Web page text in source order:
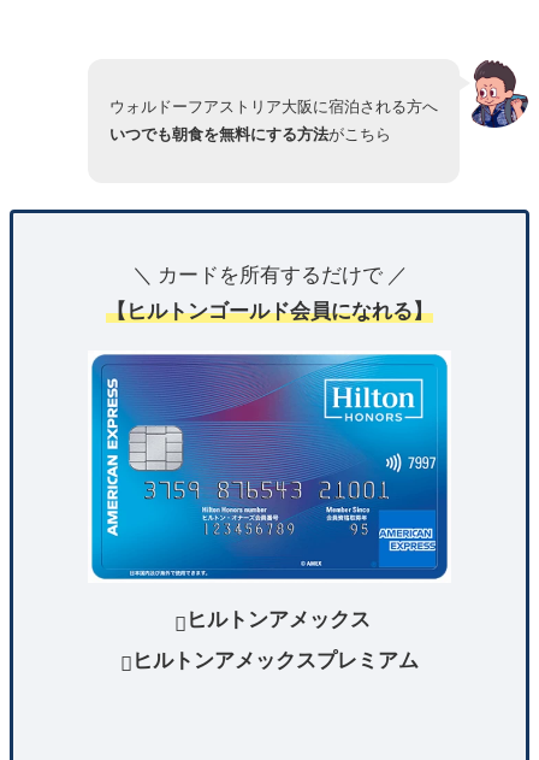
ウォルドーフアストリア大阪に宿泊される方へ
いつでも朝食を無料にする方法がこちら
＼ カードを所有するだけで ／
【ヒルトンゴールド会員になれる】
 ヒルトンアメックス
 ヒルトンアメックスプレミアム